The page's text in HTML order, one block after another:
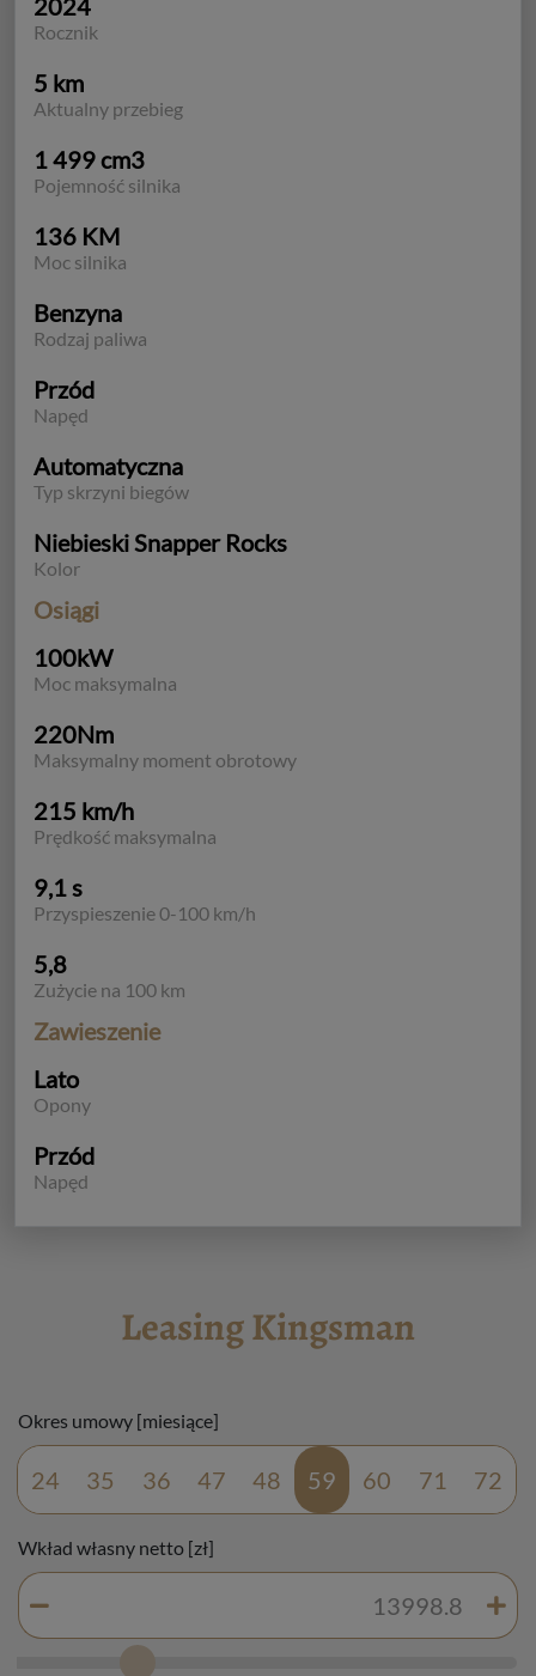
2024
Rocznik
5 km
Aktualny przebieg
1 499 cm3
Pojemność silnika
136 KM
Moc silnika
Benzyna
Rodzaj paliwa
Przód
Napęd
Automatyczna
Typ skrzyni biegów
Niebieski Snapper Rocks
Kolor
Osiągi
100kW
Moc maksymalna
220Nm
Maksymalny moment obrotowy
215 km/h
Prędkość maksymalna
9,1 s
Przyspieszenie 0-100 km/h
5,8
Zużycie na 100 km
Zawieszenie
Lato
Opony
Przód
Napęd
Leasing Kingsman
Okres umowy [miesiące]
24 35 36 47 48 59 60 71 72
Wkład własny netto [zł]